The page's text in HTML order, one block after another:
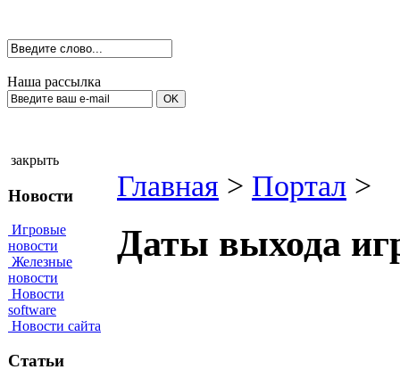
Наша рассылка
закрыть
Новости
Игровые
новости
Железные
новости
Новости
software
Новости сайта
Статьи
Главная > Портал >
Даты выхода